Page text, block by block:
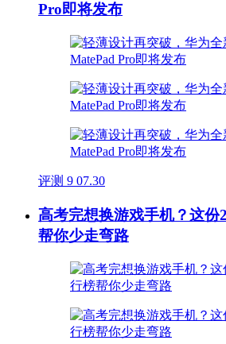
Pro即将发布
评测 9 07.30
高考完想换游戏手机？这份
帮你少走弯路